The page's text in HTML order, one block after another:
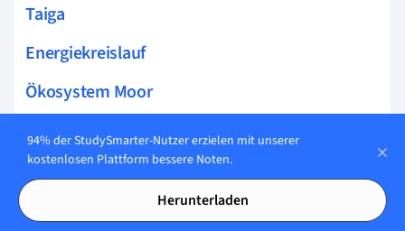
Taiga
Energiekreislauf
Ökosystem Moor
Populationsstruktur
Treibhauseffekt Biologie
Destruenten Biologie
94% der StudySmarter-Nutzer erzielen mit unserer
kostenlosen Plattform bessere Noten.
Herunterladen